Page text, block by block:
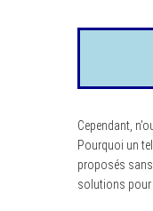
Cependant,
Pourquoi un
proposés
solutions pour